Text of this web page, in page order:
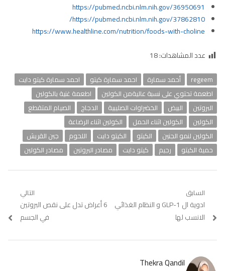
https://pubmed.ncbi.nlm.nih.gov/36950691
https://pubmed.ncbi.nlm.nih.gov/37862810/
https://www.healthline.com/nutrition/foods-with-choline
عدد المشاهدات:18
regeem أحمد سمارة احمد سمارة كيتو
احمد سمارة كيتو دايت
اطعمة تحتوي على نسبة عاليةمن الكولين
اطعمة غنية بالكولين
البروتين
البيض الخضراوات الصليبية الدجاج
الصيام المتقطع
الكولين
الكولين اثناء الحمل
الكولين اثناء الرضاعة
الكولين لنمو الجنين
الكيتو الكيتو دايت اللحوم
جبن القريش
حمية الكيتو
رجيم كيتو دايت مصادر البروتين مصادر الكولين
تصفّح
المقالات
السابق
Previous
post:
ادوية ال GLP-1 و النظام الغذائي
الانسب لها
التالي
Next6 أعراض تدل على نقص البروتين
في الجسم
Thekra Qandil